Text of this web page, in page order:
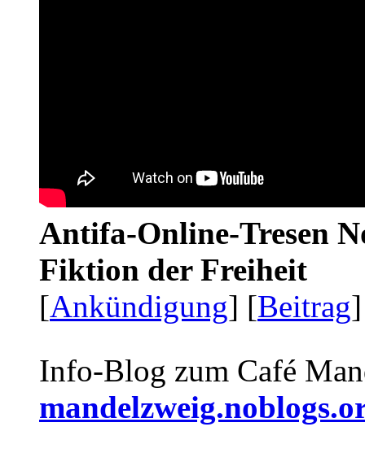
Antifa-Online-Tresen
Fiktion der Freiheit
[Ankündigung] [Beitrag
Info-Blog zum Café